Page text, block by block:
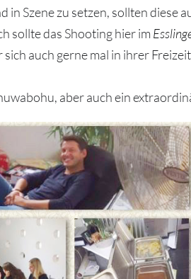
Szene zu setzen, sollten diese
sollte das Shooting hier im
auch gerne mal in ihrer
aber auch ein